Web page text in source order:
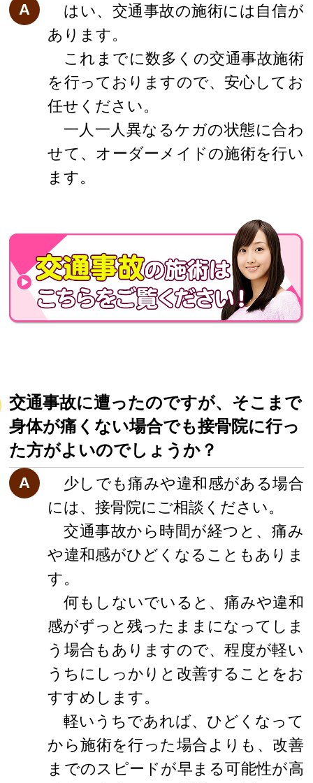
A
はい、交通事故の施術には自信が
あります。
これまでに数多くの交通事故施術
を行っておりますので、安心してお
任せください。
一人一人異なるケガの状態に合わ
せて、オーダーメイドの施術を行い
ます。
交通事故に遭ったのですが、そこまで
身体が痛くない場合でも接骨院に行っ
た方がよいのでしょうか？
A
少しでも痛みや違和感がある場合
には、接骨院にご相談ください。
交通事故から時間が経つと、痛み
や違和感がひどくなることもありま
す。
何もしないでいると、痛みや違和
感がずっと残ったままになってしま
う場合もありますので、程度が軽い
うちにしっかりと改善することをお
すすめします。
軽いうちであれば、ひどくなって
から施術を行った場合よりも、改善
までのスピードが早まる可能性が高